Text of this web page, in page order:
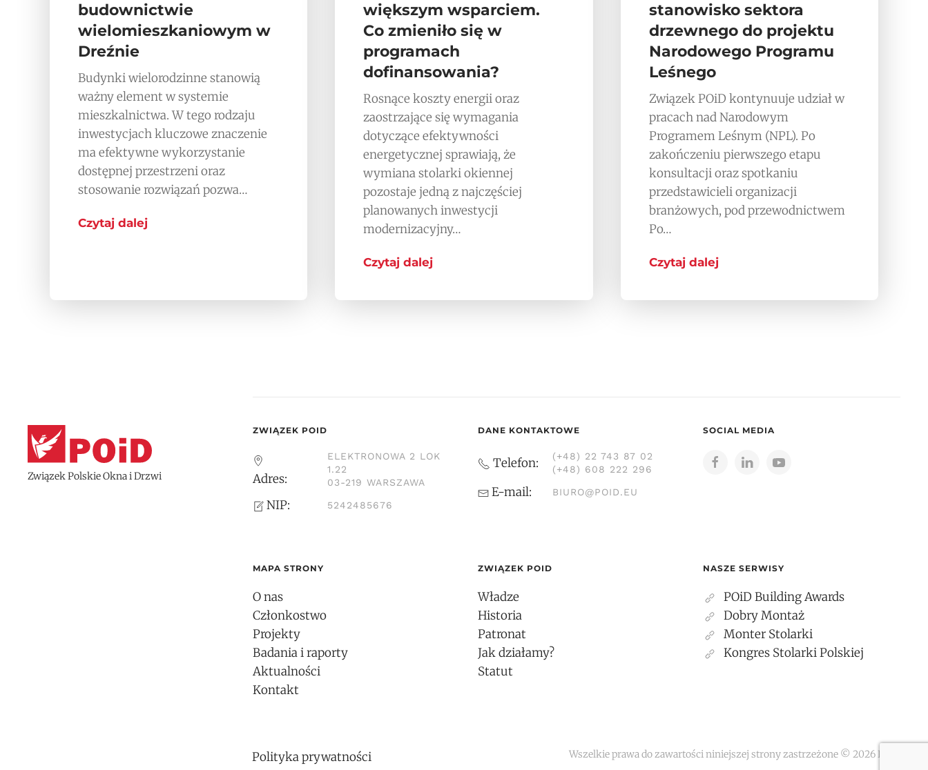
budownictwie
wielomieszkaniowym w
Dreźnie
Budynki wielorodzinne stanowią
ważny element w systemie
mieszkalnictwa. W tego rodzaju
inwestycjach kluczowe znaczenie
ma efektywne wykorzystanie
dostępnej przestrzeni oraz
stosowanie rozwiązań pozwa…
Czytaj dalej
większym wsparciem.
Co zmieniło się w
programach
dofinansowania?
Rosnące koszty energii oraz
zaostrzające się wymagania
dotyczące efektywności
energetycznej sprawiają, że
wymiana stolarki okiennej
pozostaje jedną z najczęściej
planowanych inwestycji
modernizacyjny…
Czytaj dalej
stanowisko sektora
drzewnego do projektu
Narodowego Programu
Leśnego
Związek POiD kontynuuje udział w
pracach nad Narodowym
Programem Leśnym (NPL). Po
zakończeniu pierwszego etapu
konsultacji oraz spotkaniu
przedstawicieli organizacji
branżowych, pod przewodnictwem
Po…
Czytaj dalej
Związek Polskie Okna i Drzwi
ZWIĄZEK POID
Adres:
ELEKTRONOWA 2 LOK
1.22
03-219 WARSZAWA
NIP: 5242485676
DANE KONTAKTOWE
Telefon:
(+48) 22 743 87 02
(+48) 608 222 296
E-mail: BIURO@POID.EU
SOCIAL MEDIA
MAPA STRONY
O nas
Członkostwo
Projekty
Badania i raporty
Aktualności
Kontakt
ZWIĄZEK POID
Władze
Historia
Patronat
Jak działamy?
Statut
NASZE SERWISY
POiD Building Awards
Dobry Montaż
Monter Stolarki
Kongres Stolarki Polskiej
Polityka prywatności Wszelkie prawa do zawartości niniejszej strony zastrzeżone © 2026 POiD